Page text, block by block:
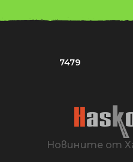
7479
Новините от